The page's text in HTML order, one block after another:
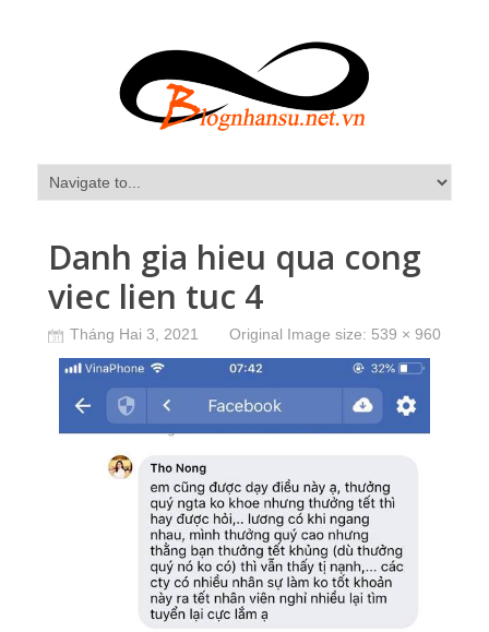
Danh gia hieu qua cong
viec lien tuc 4
Tháng Hai 3, 2021 Original Image size: 539 × 960